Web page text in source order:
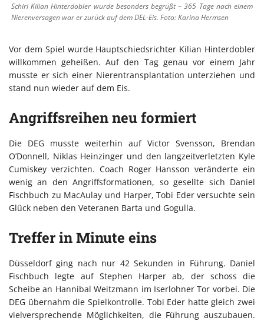
Schiri Kilian Hinterdobler wurde besonders begrüßt – 365 Tage nach einem
Nierenversagen war er zurück auf dem DEL-Eis. Foto: Karina Hermsen
Vor dem Spiel wurde Hauptschiedsrichter Kilian Hinterdobler
willkommen geheißen. Auf den Tag genau vor einem Jahr
musste er sich einer Nierentransplantation unterziehen und
stand nun wieder auf dem Eis.
Angriffsreihen neu formiert
Die DEG musste weiterhin auf Victor Svensson, Brendan
O’Donnell, Niklas Heinzinger und den langzeitverletzten Kyle
Cumiskey verzichten. Coach Roger Hansson veränderte ein
wenig an den Angriffsformationen, so gesellte sich Daniel
Fischbuch zu MacAulay und Harper, Tobi Eder versuchte sein
Glück neben den Veteranen Barta und Gogulla.
Treffer in Minute eins
Düsseldorf ging nach nur 42 Sekunden in Führung. Daniel
Fischbuch legte auf Stephen Harper ab, der schoss die
Scheibe an Hannibal Weitzmann im Iserlohner Tor vorbei. Die
DEG übernahm die Spielkontrolle. Tobi Eder hatte gleich zwei
vielversprechende Möglichkeiten, die Führung auszubauen.